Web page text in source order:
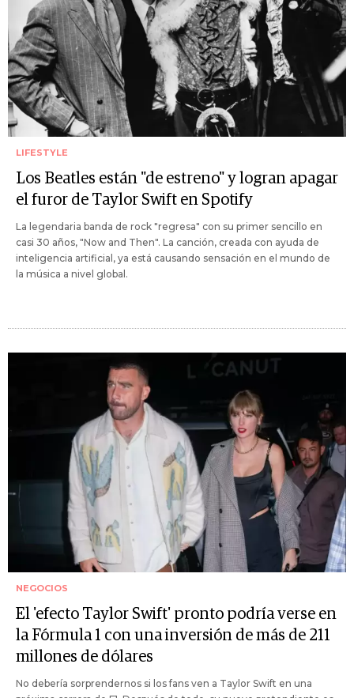
LIFESTYLE
Los Beatles están "de estreno" y logran apagar
el furor de Taylor Swift en Spotify
La legendaria banda de rock "regresa" con su primer sencillo en
casi 30 años, "Now and Then". La canción, creada con ayuda de
inteligencia artificial, ya está causando sensación en el mundo de
la música a nivel global.
NEGOCIOS
El 'efecto Taylor Swift' pronto podría verse en
la Fórmula 1 con una inversión de más de 211
millones de dólares
No debería sorprendernos si los fans ven a Taylor Swift en una